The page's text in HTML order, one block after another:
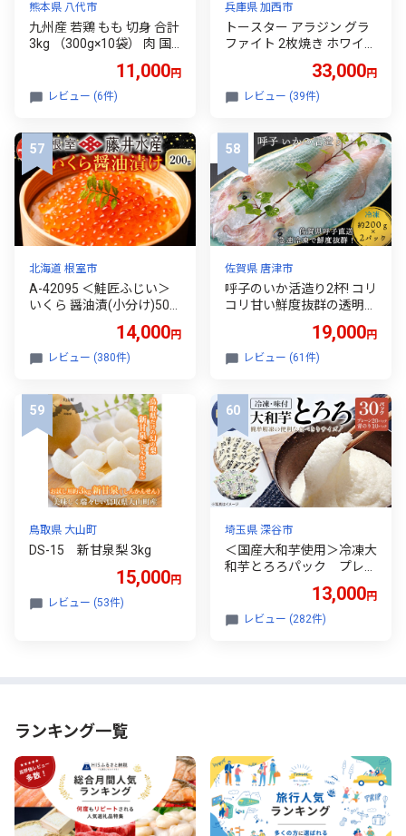
熊本県 八代市
九州産 若鶏 もも 切身 合計
3kg （300g×10袋） 肉 国
もも肉 弁当 小分け パック
唐揚げ おかず 冷凍
11,000円
レビュー (6件)
兵庫県 加西市
トースター アラジン グラ
ファイト 2枚焼き ホワイト
ゃれ インテリア キッチン
家電 兵庫 加西市 お掃除 お
パン焼き タイマー付き 温
め
33,000円
レビュー (39件)
北海道 根室市
A-42095 ＜鮭匠ふじい＞
いくら 醤油漬(小分け)50g
14,000円
レビュー (380件)
佐賀県 唐津市
呼子のいか活造り2杯! コリ
コリ甘い鮮度抜群の透明
刺身 ギフト 冷凍19,000円
レビュー (61件)
鳥取県 大山町
DS-15 新甘泉梨 3kg
15,000円
レビュー (53件)
埼玉県 深谷市
＜国産大和芋使用＞冷凍大
和芋とろろパック プレー
ック／計30パック 【112
18-0367】
13,000円
レビュー (282件)
ランキング一覧